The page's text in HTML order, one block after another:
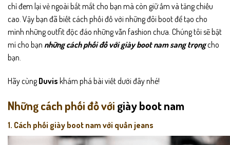
chỉ đem lại vẻ ngoài bắt mắt cho bạn mà còn giữ ấm và tăng chiều
cao. Vậy bạn đã biết cách phối đồ với những đôi boot để tạo cho
mình những outfit độc đáo những vẫn fashion chưa. Chúng tôi sẽ bật
mí cho bạn những cách phối đồ với giày boot nam sang trọngcho
bạn.
Hãy cùngDuvis khám phá bài viết dưới đây nhé!
Những cách phối đồ với giày boot nam
1. Cách phối giày boot nam với quần jeans